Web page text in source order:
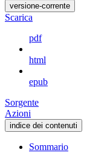
versione-corrente
Scarica
pdf
html
epub
Sorgente
Azioni
indice dei contenuti
Sommario